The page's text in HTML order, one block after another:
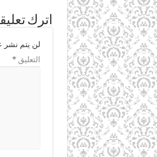
اترك
لن يتم نشر
التعليق*